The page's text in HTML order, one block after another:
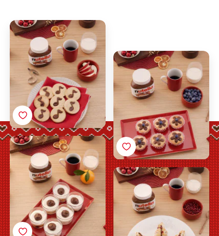
Julenotekaker av
Nutella®
Juleblomstermuffins av
Nutella®
Jule-tiramisù av
Nutella®
Mini-butterdeigtre til jul
av Nutella®